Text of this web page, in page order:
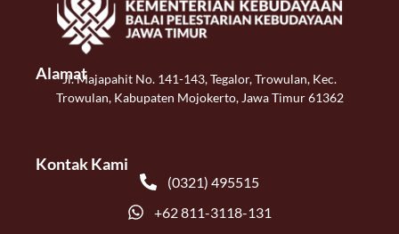
AlamatJl. Majapahit No. 141-143, Tegalor, Trowulan, Kec.
Trowulan, Kabupaten Mojokerto, Jawa Timur 61362
Kontak Kami
(0321) 495515
+62 811-3118-131